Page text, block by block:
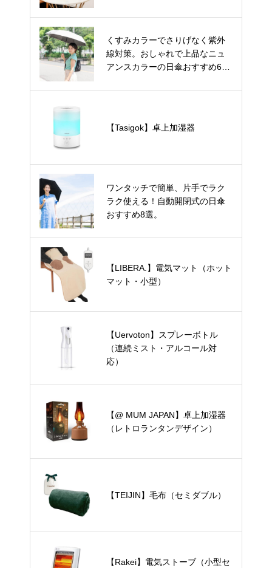
くすみカラーでさりげなく紫外
線対策。おしゃれで上品なニュ
アンスカラーの日傘おすすめ6
【Tasigok】卓上加湿器
ワンタッチで簡単、片手でラク
ラク使える！自動開閉式の日傘
おすすめ8選。
【LIBERA.】電気マット（ホット
マット・小型）
【Uervoton】スプレーボトル
（連続ミスト・アルコール対
応）
【@ MUM JAPAN】卓上加湿器
（レトロランタンデザイン）
【TEIJIN】毛布（セミダブル）
【Rakei】電気ストーブ（小型セ